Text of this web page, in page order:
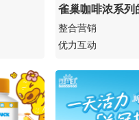
雀巢咖啡浓系
整合营销
优力互动